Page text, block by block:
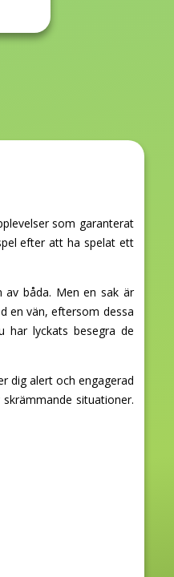
som garanterat
efter att ha spelat ett
av båda. Men en sak är
en vän, eftersom dessa
har lyckats besegra de
dig alert och engagerad
situationer.